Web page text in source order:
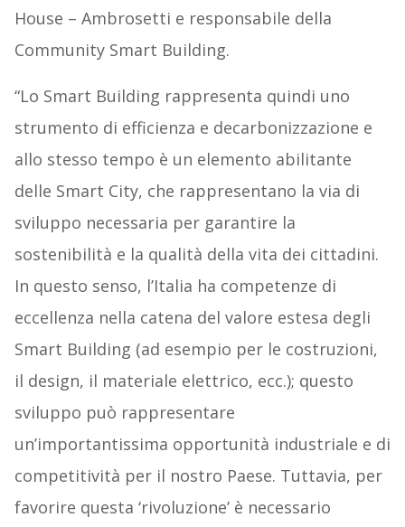
House – Ambrosetti e responsabile della
Community Smart Building.
“Lo Smart Building rappresenta quindi uno
strumento di efficienza e decarbonizzazione e
allo stesso tempo è un elemento abilitante
delle Smart City, che rappresentano la via di
sviluppo necessaria per garantire la
sostenibilità e la qualità della vita dei cittadini.
In questo senso, l’Italia ha competenze di
eccellenza nella catena del valore estesa degli
Smart Building (ad esempio per le costruzioni,
il design, il materiale elettrico, ecc.); questo
sviluppo può rappresentare
un’importantissima opportunità industriale e di
competitività per il nostro Paese. Tuttavia, per
favorire questa ‘rivoluzione’ è necessario